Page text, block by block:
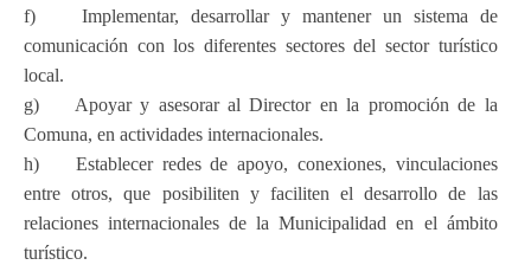
f) Implementar, desarrollar y mantener un sistema de
comunicación con los diferentes sectores del sector turístico
local.
g) Apoyar y asesorar al Director en la promoción de la
Comuna, en actividades internacionales.
h) Establecer redes de apoyo, conexiones, vinculaciones
entre otros, que posibiliten y faciliten el desarrollo de las
relaciones internacionales de la Municipalidad en el ámbito
turístico.